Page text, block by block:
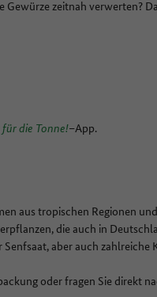
zeitnah verwerten?
die Tonne!–App.
aus tropischen Regionen
die auch in
aber auch
oder fragen Sie direkt